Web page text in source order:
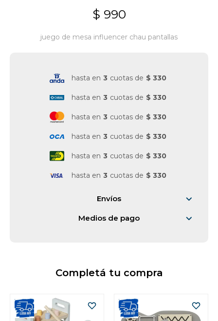
$ 990
juego de mesa influencer chau pantallas
hasta en 3 cuotas de $ 330
hasta en 3 cuotas de $ 330
hasta en 3 cuotas de $ 330
hasta en 3 cuotas de $ 330
hasta en 3 cuotas de $ 330
hasta en 3 cuotas de $ 330
Envíos
Medios de pago
Completá tu compra
Juguetes y artículos para bebé
Gastronomía